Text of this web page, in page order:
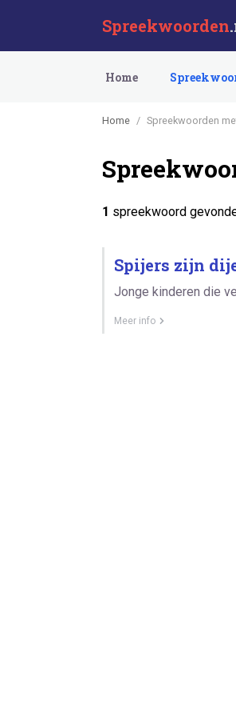
Spreekwoorden
Home
Home Spreekwoorden
1 spreekwoord
Spijers zijn
Jonge kinderen die
Meer info